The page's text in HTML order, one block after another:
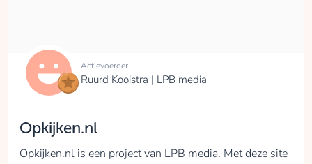
Actievoerder
Ruurd Kooistra | LPB media
Opkijken.nl
Opkijken.nl is een project van LPB media. Met deze site